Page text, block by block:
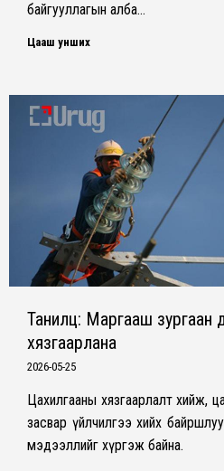
байгууллагын алба…
Цааш унших
Танилц: Маргааш зургаан
хязгаарлана
2026-05-25
Цахилгааны хязгаарлалт хийж,
засвар үйлчилгээ хийх
мэдээллийг хүргэж байна.